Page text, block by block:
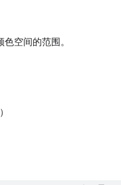
空间的范围。
）